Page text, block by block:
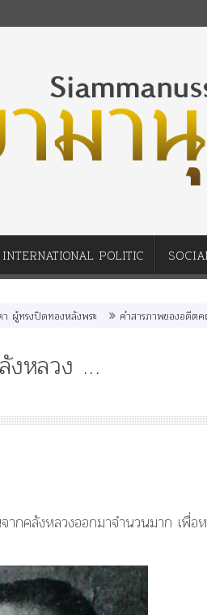
INTERNATIONAL POLITIC
งหลังพระ คำสารภาพของอดีตคณะราษฎร ห
งหลวง …
กคลังหลวงออกมาจำนวนมาก เพื่
แล